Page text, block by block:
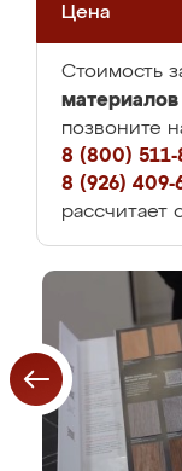
Цена
Стоимость
материалов
позвоните
8 (800) 511-
8 (926) 409-
рассчитает